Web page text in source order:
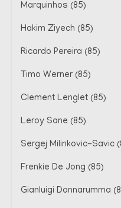
Marquinhos (85)
Hakim Ziyech (85)
Ricardo Pereira (85)
Timo Werner (85)
Clement Lenglet (85)
Leroy Sane (85)
Sergej Milinkovic-Savic
Frenkie De Jong (85)
Gianluigi Donnarumma